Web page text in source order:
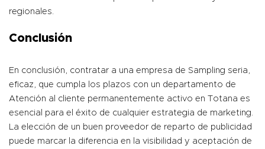
regionales.
Conclusión
En conclusión, contratar a una empresa de Sampling seria,
eficaz, que cumpla los plazos con un departamento de
Atención al cliente permanentemente activo en Totana es
esencial para el éxito de cualquier estrategia de marketing.
La elección de un buen proveedor de reparto de publicidad
puede marcar la diferencia en la visibilidad y aceptación de